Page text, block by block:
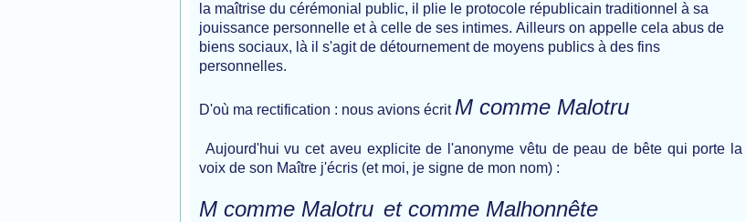
la maîtrise du cérémonial public, il plie le protocole républicain traditionnel à sa
jouissance personnelle et à celle de ses intimes. Ailleurs on appelle cela abus de
biens sociaux, là il s'agit de détournement de moyens publics à des fins
personnelles.
D'où ma rectification : nous avions écrit M comme Malotru
Aujourd'huivu cet aveu explicite de l'anonyme vêtu de peau de bête qui porte la
voix de son Maître j'écris (et moi, je signe de mon nom) :
M comme Malotru et comme Malhonnête